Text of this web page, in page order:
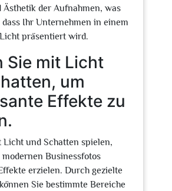
Ästhetik der Aufnahmen, was
Ihr Unternehmen in einem
präsentiert wird.
Sie mit Licht
um
Effekte zu
Licht und Schatten spielen,
Businessfotos
erzielen. Durch gezielte
Sie bestimmte Bereiche